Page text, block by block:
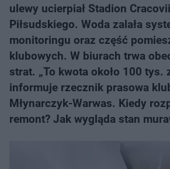
ulewy ucierpiał Stadion
Piłsudskiego. Woda zalała
monitoringu oraz część
klubowych. W biurach trwa
strat. „To kwota około 100 tys.
informuje rzecznik prasowa
Młynarczyk-Warwas. Kiedy
remont? Jak wygląda stan